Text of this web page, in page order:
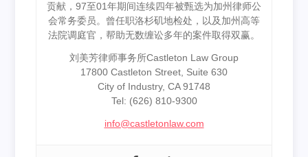
贡献，97至01年期间连续四年被甄选为加州律师公
会常务委员。曾任职洛杉矶地检处，以及加州高等
法院调庭官，帮助无数缠讼多年的案件取得双赢。
刘美芳律师事务所Castleton Law Group
17800 Castleton Street, Suite 630
City of Industry, CA 91748
Tel: (626) 810-9300
info@castletonlaw.com